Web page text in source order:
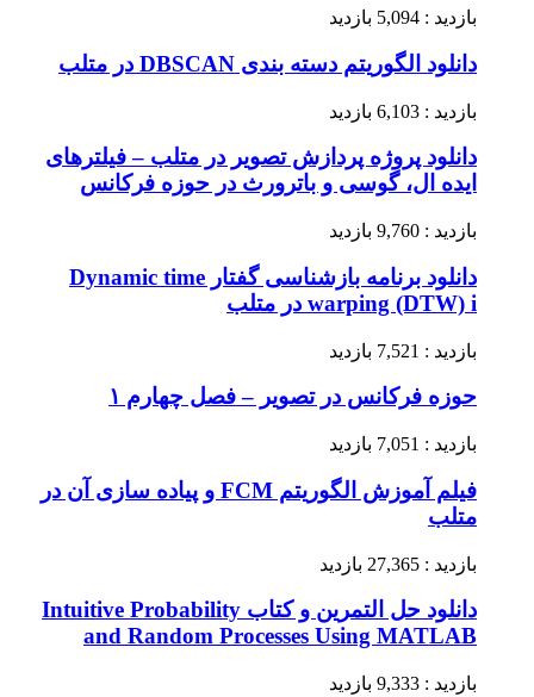
بازدید : 5,094 بازدید
دانلود الگوریتم دسته بندی DBSCAN در متلب
بازدید : 6,103 بازدید
دانلود پروژه پردازش تصویر در متلب – فیلترهای
ایده ال، گوسی و باترورث در حوزه فرکانس
بازدید : 9,760 بازدید
دانلود برنامه بازشناسی گفتار Dynamic time
warping (DTW) i در متلب
بازدید : 7,521 بازدید
حوزه فرکانس در تصویر – فصل چهارم ۱
بازدید : 7,051 بازدید
فیلم آموزش الگوریتم FCM و پیاده سازی آن در
متلب
بازدید : 27,365 بازدید
دانلود حل التمرین و کتاب Intuitive Probability
and Random Processes Using MATLAB
بازدید : 9,333 بازدید